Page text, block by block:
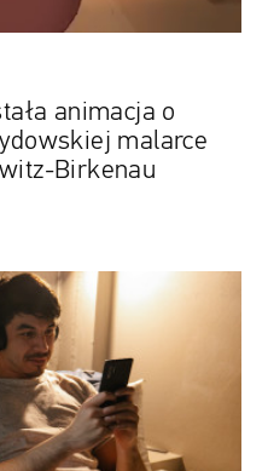
animacja o
malarce
Birkenau